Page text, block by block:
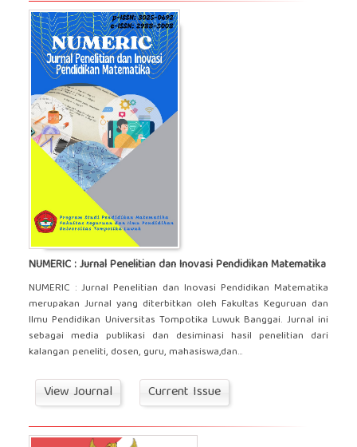
NUMERIC : Jurnal Penelitian dan Inovasi Pendidikan Matematika
NUMERIC : Jurnal Penelitian dan Inovasi Pendidikan Matematika
merupakan Jurnal yang diterbitkan oleh Fakultas Keguruan dan
Ilmu Pendidikan Universitas Tompotika Luwuk Banggai. Jurnal ini
sebagai media publikasi dan desiminasi hasil penelitian dari
kalangan peneliti, dosen, guru, mahasiswa,dan...
View Journal Current Issue